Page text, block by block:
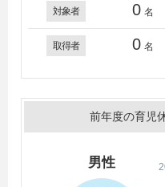
対象者 0 名
取得者 0 名
前年度の育児
男性